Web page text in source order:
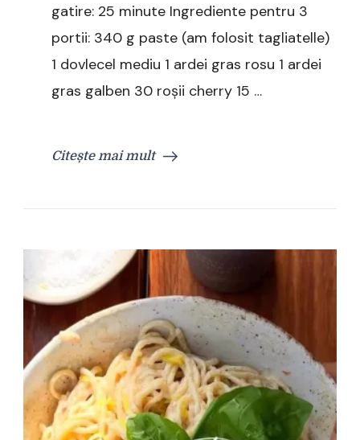
gatire: 25 minute Ingrediente pentru 3
portii: 340 g paste (am folosit tagliatelle)
1 dovlecel mediu 1 ardei gras rosu 1 ardei
gras galben 30 roșii cherry 15 …
Citește mai mult